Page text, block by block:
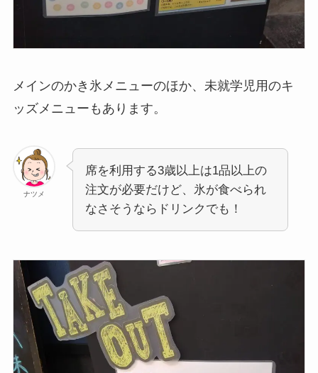
メインのかき氷メニューのほか、未就学児用のキ
ッズメニューもあります。
ナツメ
席を利用する3歳以上は1品以上の
注文が必要だけど、氷が食べられ
なさそうならドリンクでも！